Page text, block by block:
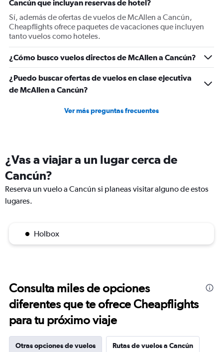
axis
displaying
values.
Range:
0
750.
Cancún que incluyan reservas de hotel?
Sí, además de ofertas de vuelos de McAllen a Cancún,
Cheapflights ofrece paquetes de vacaciones que incluyen
tanto vuelos como hoteles.
¿Cómo busco vuelos directos de McAllen a Cancún?
¿Puedo buscar ofertas de vuelos en clase ejecutiva
de McAllen a Cancún?
Ver más preguntas frecuentes
¿Vas a viajar a un lugar cerca de
Cancún?
Reserva un vuelo a Cancún si planeas visitar alguno de estos
lugares.
Holbox
Consulta miles de opciones
diferentes que te ofrece Cheapflights
para tu próximo viaje
Otras opciones de vuelos Rutas de vuelos a Cancún